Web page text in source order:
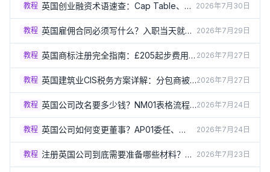
教程 英国创业融资术语速查：Cap Table、尽
职调查、稀释到底是什么（2026）
2026年7月30日
教程 英国雇佣合同必须写什么？入职当天就要
给的书面声明清单（2026）
2026年7月29日
教程 英国商标注册完全指南：£205起步费用
和3-4个月流程详解（2026）
2026年7月27日
教程 英国建筑业CIS税务方案详解：分包商被
扣20%还是30%？（2026）
2026年7月27日
教程 英国公司改名要多少钱？NM01表格流程
和特别决议要求（2026）
2026年7月24日
教程 英国公司如何变更董事？AP01委任、
TM01卸任表格详解（2026）
2026年7月24日
教程 注册英国公司到底需要准备哪些材料？完
整清单一次讲清（2026）
2026年7月23日